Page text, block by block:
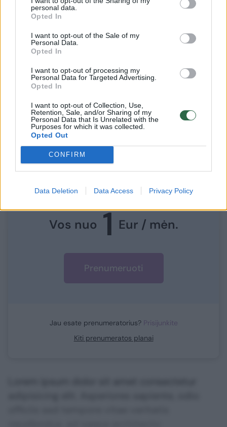
personal data.
Opted In
I want to opt-out of the Sale of my
Personal Data.
Opted In
I want to opt-out of processing my
Personal Data for Targeted Advertising.
Opted In
I want to opt-out of Collection, Use,
Retention, Sale, and/or Sharing of my
Personal Data that Is Unrelated with the
Purposes for which it was collected.
Opted Out
CONFIRM
Data Deletion Data Access Privacy Policy
Iš tiesų buvo numatyta koreguoti statybos
ribas ir zonas, konkretų užstatymo
išdėstymą, nekeičiant užstatymo tipo ir
nemažinant sklypo žaliųjų erdvių ploto,
Norite skaityti toliau?
prenumeratoriumi
Vos nuo 1 Eur / mėn.
Prenumeruoti
Jau esate prenumeratorius? Prisijunkite
Kiti prenumeratos planai